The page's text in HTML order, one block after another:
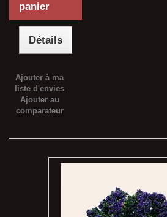
panier
Détails
Ajouter à ma
liste d'envies
Ajouter au
comparateur